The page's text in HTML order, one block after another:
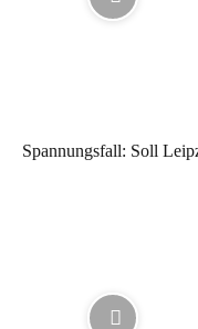
Spannungsfall: Soll